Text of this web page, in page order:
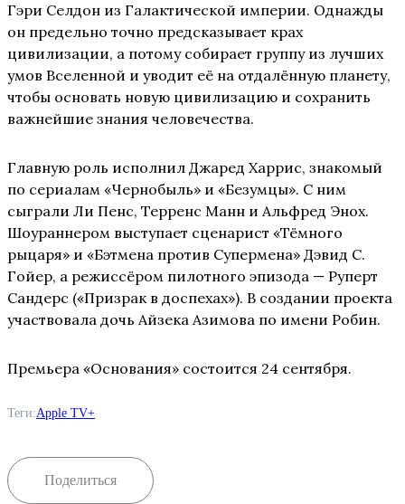
Гэри Селдон из Галактической империи. Однажды
он предельно точно предсказывает крах
цивилизации, а потому собирает группу из лучших
умов Вселенной и уводит её на отдалённую планету,
чтобы основать новую цивилизацию и сохранить
важнейшие знания человечества.
Главную роль исполнил Джаред Харрис, знакомый
по сериалам «Чернобыль» и «Безумцы». С ним
сыграли Ли Пенс, Терренс Манн и Альфред Энох.
Шоураннером выступает сценарист «Тёмного
рыцаря» и «Бэтмена против Супермена» Дэвид С.
Гойер, а режиссёром пилотного эпизода — Руперт
Сандерс («Призрак в доспехах»). В создании проекта
участвовала дочь Айзека Азимова по имени Робин.
Премьера «Основания» состоится 24 сентября.
Теги:Apple TV+
Поделиться